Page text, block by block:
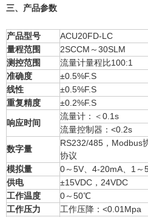
三、产品参数
产品型号
ACU20FD-LC
量程范围
2SCCM～30SLM
测控范围
流量计量程比100:1
准确度
±0.5%F.S
线性
±0.5%F.S
重复精度
±0.2%F.S
响应时间
流量计：＜0.1s
流量控制器：<0.2s
数字量
RS232/485，Modbus
协议
模拟量
0～5V、4-20mA、1～
供电
±15VDC，24VDC
工作温度
0～50℃
工作压力
工作压降：<0.01Mpa